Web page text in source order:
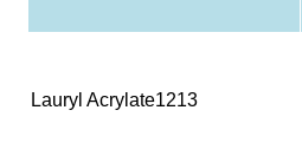
Lauryl Acrylate1213